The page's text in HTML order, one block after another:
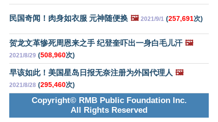
民国奇闻！肉身如衣服 元神随便换 🖼️ 2021/9/1 (257,691次)
贺龙文革惨死周恩来之手 纪登奎吓出一身白毛儿汗 🖼️
2021/8/29 (508,960次)
早该如此！美国星岛日报无奈注册为外国代理人 🖼️
2021/8/28 (295,460次)
Copyright© RMB Public Foundation Inc.
All Rights Reserved